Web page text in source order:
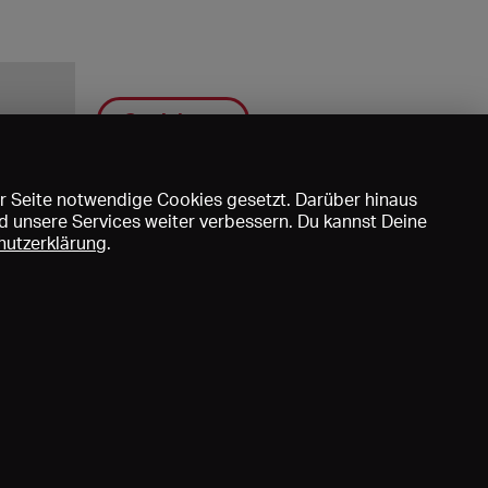
Speichern
notwendige Cookies gesetzt. Darüber hinaus
Services weiter verbessern. Du kannst Deine
.